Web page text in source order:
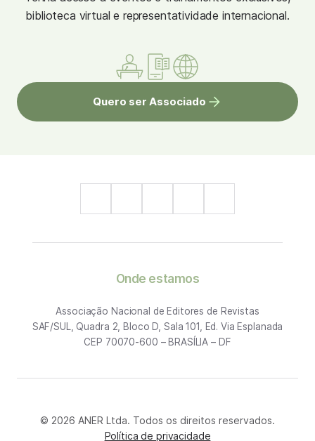
biblioteca virtual e representatividade internacional.
Quero ser Associado
Onde estamos
Associação Nacional de Editores de Revistas
SAF/SUL, Quadra 2, Bloco D, Sala 101, Ed. Via Esplanada
CEP 70070-600 – BRASÍLIA – DF
© 2026 ANER Ltda. Todos os direitos reservados.
Política de privacidade